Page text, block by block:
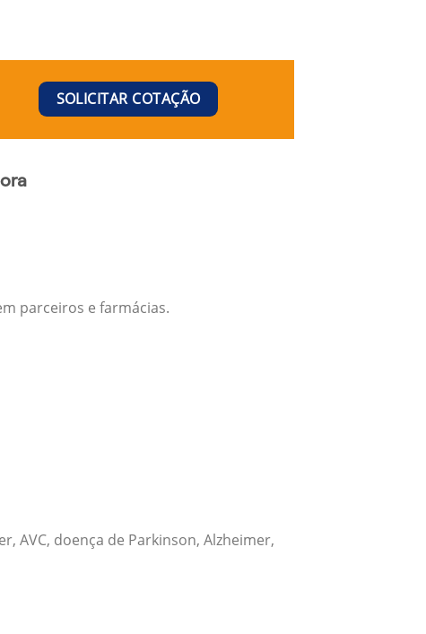
SOLICITAR COTAÇÃO
parceiros e farmácias.
AVC, doença de Parkinson, Alzheimer,